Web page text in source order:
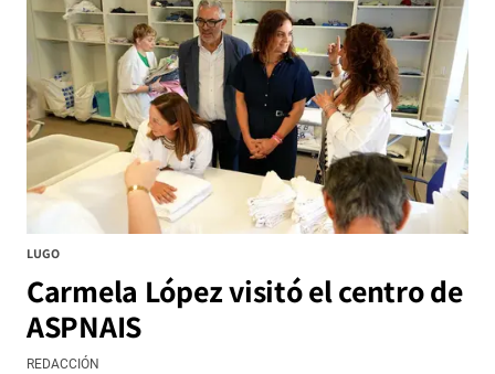
LUGO
Carmela López visitó el centro de
ASPNAIS
REDACCIÓN